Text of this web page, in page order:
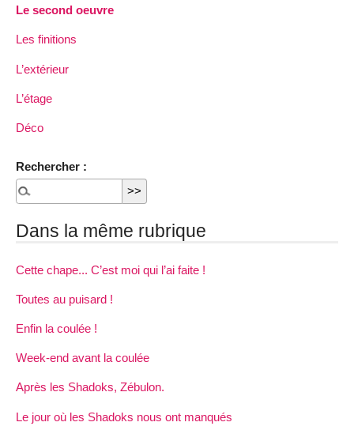
Le second oeuvre
Les finitions
L’extérieur
L’étage
Déco
Rechercher :
Dans la même rubrique
Cette chape... C’est moi qui l’ai faite !
Toutes au puisard !
Enfin la coulée !
Week-end avant la coulée
Après les Shadoks, Zébulon.
Le jour où les Shadoks nous ont manqués